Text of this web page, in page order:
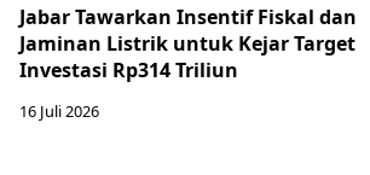
Jabar Tawarkan Insentif Fiskal dan
Jaminan Listrik untuk Kejar Target
Investasi Rp314 Triliun
16 Juli 2026